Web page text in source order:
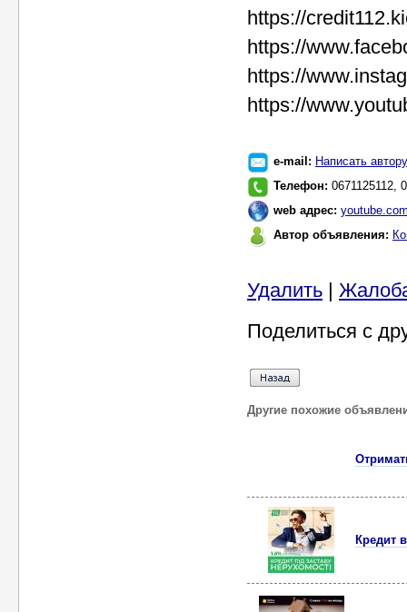
https://
https://
https://
https://
e-mail: Написать автору
Телефон: 0671125112,
web адрес:
Автор объявления:
Удалить |
Поделиться с
Другие похожие
Кредит